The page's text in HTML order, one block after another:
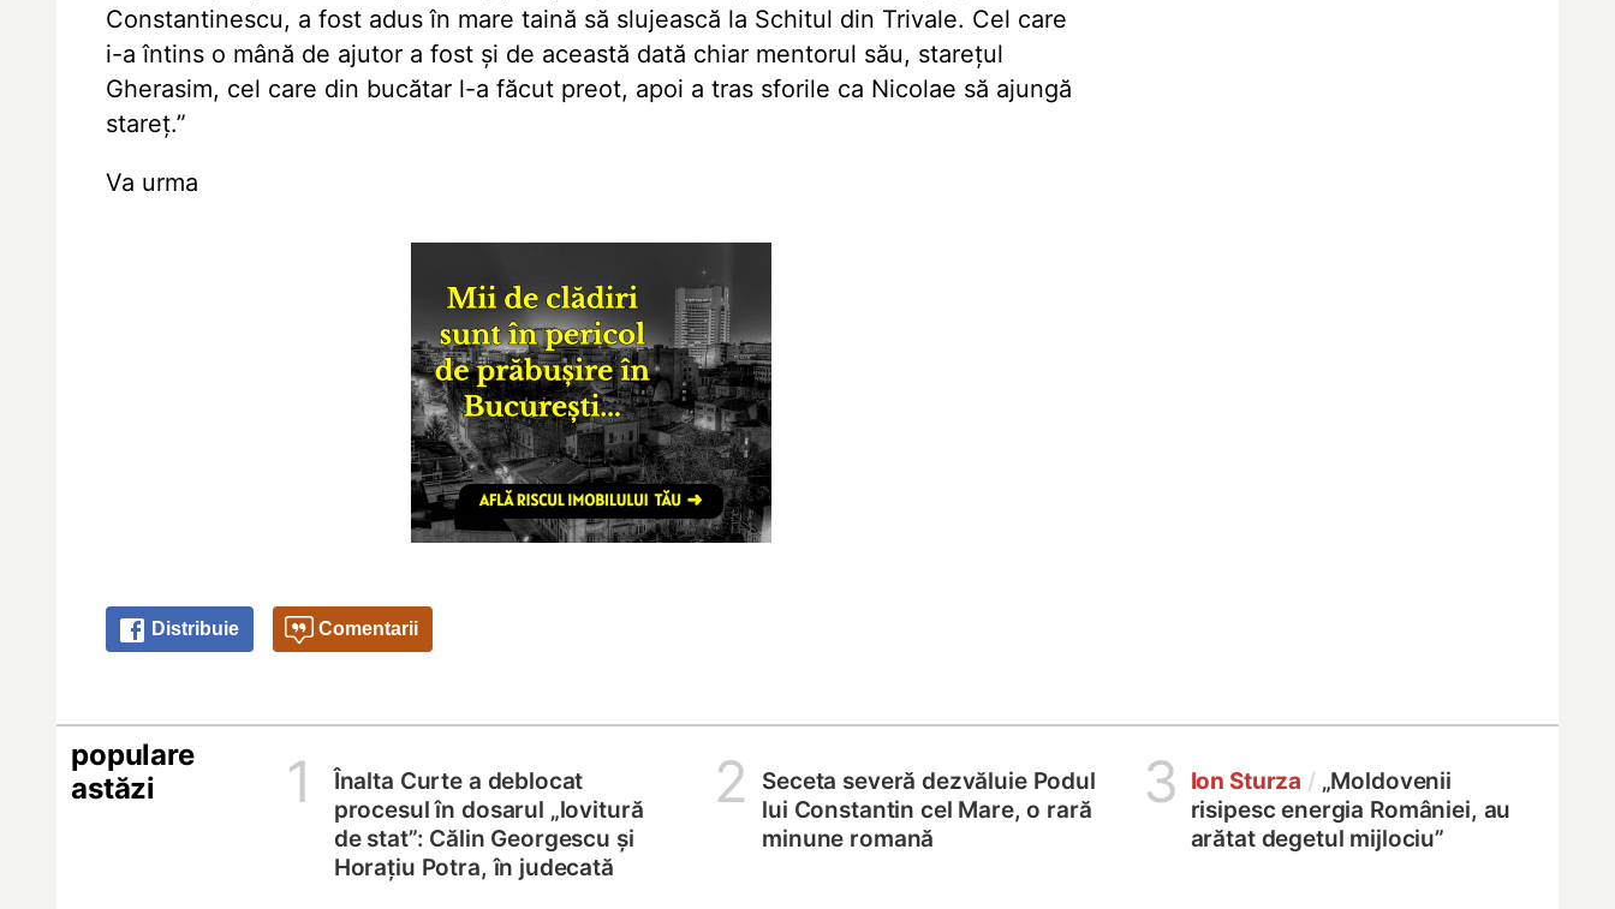
Constantinescu, a fost adus în mare taină să slujească la Schitul din Trivale. Cel care
i-a întins o mână de ajutor a fost şi de această dată chiar mentorul său, stareţul
Gherasim, cel care din bucătar l-a făcut preot, apoi a tras sforile ca Nicolae să ajungă
stareţ.”
Va urma
Distribuie Comentarii
populare
astăzi
1
Înalta Curte a deblocat
procesul în dosarul „lovitură
de stat”: Călin Georgescu și
Horațiu Potra, în judecată
2
Seceta severă dezvăluie Podul
lui Constantin cel Mare, o rară
minune romană
3 Ion Sturza / „Moldovenii
risipesc energia României, au
arătat degetul mijlociu”